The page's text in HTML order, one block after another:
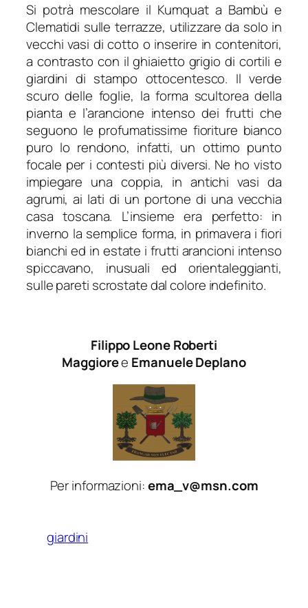
Si potrà mescolare il Kumquata Bambù e
Clematidi sulle terrazze, utilizzare da solo in
vecchi vasi di cotto o inserire in contenitori,
a contrasto con il ghiaietto grigio di cortili e
giardini di stampo ottocentesco. Il verde
scuro delle foglie, la forma scultorea della
pianta e l’arancione intenso dei frutti che
seguono le profumatissime fioriture bianco
puro lo rendono, infatti, un ottimo punto
focale per i contesti più diversi. Ne ho visto
impiegare una coppia, in antichi vasi da
agrumi, ai lati di un portone di una vecchia
casa toscana. L’insieme era perfetto: in
inverno la semplice forma, in primavera i fiori
bianchi ed in estate i frutti arancioni intenso
spiccavano, inusuali ed orientaleggianti,
sulle pareti scrostate dal colore indefinito.
Filippo Leone Roberti
Maggioree Emanuele Deplano
Per informazioni:ema_v@msn.com
giardini